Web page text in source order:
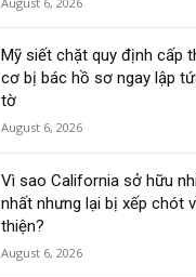
Mỹ siết chặt quy định cấp
cơ bị bác hồ sơ ngay lập
tờ
August 6, 2026
Vì sao California sở hữu
nhất nhưng lại bị xếp chót
thiện?
August 6, 2026